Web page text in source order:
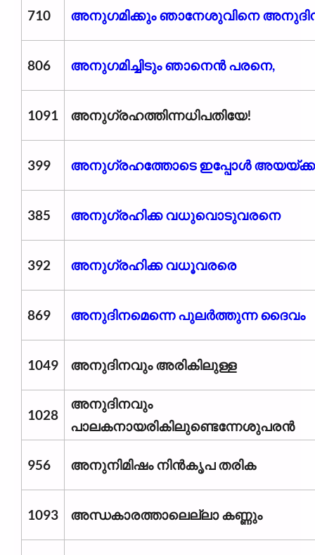
710 അനുഗമിക്കും ഞാനേശുവിനെ
806 അനുഗമിച്ചിടും ഞാനെൻ പരനെ,
1091 അനുഗ്രഹത്തിന്നധിപതിയേ!
399 അനുഗ്രഹത്തോടെ ഇപ്പോൾ അയയ്ക്ക
385 അനുഗ്രഹിക്ക വധുവൊടുവരനെ
392 അനുഗ്രഹിക്ക വധൂവരരെ
869 അനുദിനമെന്നെ പുലർത്തുന്ന ദൈവം
1049 അനുദിനവും അരികിലുള്ള
1028
അനുദിനവും
പാലകനായരികിലുണ്ടെന്നേശുപരൻ
956 അനുനിമിഷം നിൻകൃപ തരിക
1093 അന്ധകാരത്താലെല്ലാ കണ്ണും